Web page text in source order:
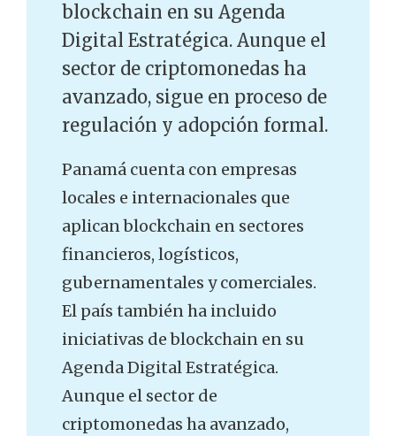
blockchain en su Agenda
Digital Estratégica. Aunque el
sector de criptomonedas ha
avanzado, sigue en proceso de
regulación y adopción formal.
Panamá cuenta con empresas
locales e internacionales que
aplican blockchain en sectores
financieros, logísticos,
gubernamentales y comerciales.
El país también ha incluido
iniciativas de blockchain en su
Agenda Digital Estratégica.
Aunque el sector de
criptomonedas ha avanzado,